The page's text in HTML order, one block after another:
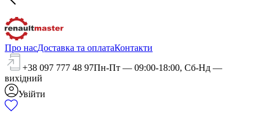
Про насДоставка та оплатаКонтакти
+38 097 777 48 97Пн-Пт — 09:00-18:00, Сб-Нд —
вихідний
Увійти